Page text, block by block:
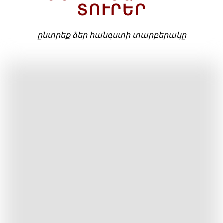
ՏՈՒՐԵՐ
ընտրեք ձեր հանգստի տարբերակը